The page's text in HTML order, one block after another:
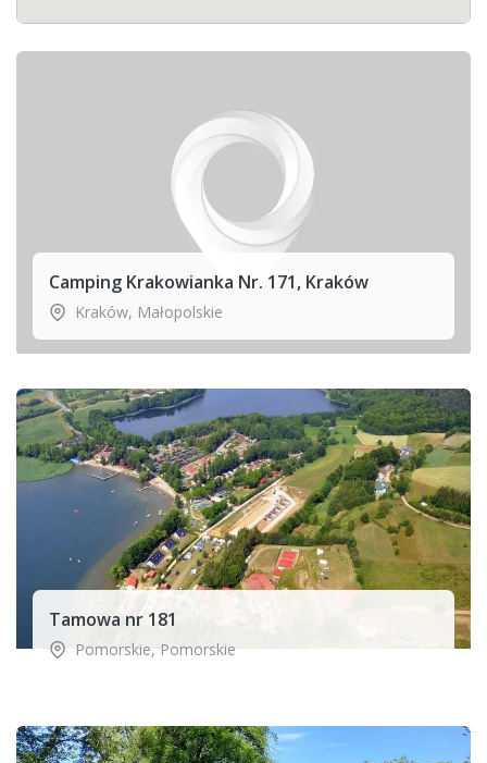
Camping Krakowianka Nr. 171, Kraków
Kraków, Małopolskie
Tamowa nr 181
Pomorskie,Pomorskie